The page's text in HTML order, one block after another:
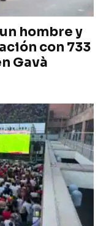
hombre y
con 733
Gavà